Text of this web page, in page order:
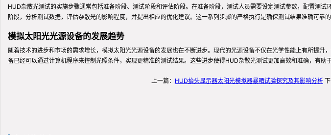
HUD杂散光测试的实施步骤通常包括准备阶段、测试阶段和评估阶段。在准备阶段，测试人员需要设定测试参数，配置测
阶段，分析测试数据，评估杂散光的影响程度，并提出相应的优化建议。这一系列步骤的严格执行是确保测试结果准确可靠的
模拟太阳光光源设备的发展趋势
随着技术的进步和市场的需求增长，模拟太阳光光源设备的发展也在不断进步。现代的光源设备不仅在光学性能上有所提
备已经可以通过计算机程序来控制光照条件，实现更精准的测试结果。这些进步使得HUD杂散光测试更加高效和准确，有助
上一篇： HUD抬头显示器太阳光模拟器暴晒试验探究及其影响分析下